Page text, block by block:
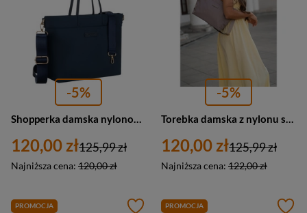
-5%
Shopperka damska nylonowa miejska Peterson JN-10 duża A4 granatowa
120,00 zł
Najniższa cena: 120,00 zł
125,99 zł
-5%
Torebka damska z nylonu shopperka Peterson JN-10 duża beżowa
120,00 zł
Najniższa cena: 122,00 zł
125,99 zł
PROMOCJA PROMOCJA